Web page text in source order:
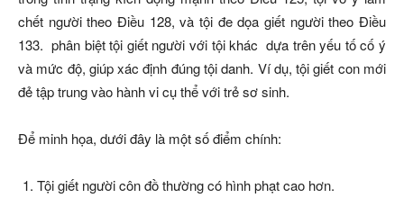
chết người theo Điều 128, và tội đe dọa giết người theo Điều
133. phân biệt tội giết người với tội khác dựa trên yếu tố cố ý
và mức độ, giúp xác định đúng tội danh. Ví dụ, tội giết con mới
đẻ tập trung vào hành vi cụ thể với trẻ sơ sinh.
Để minh họa, dưới đây là một số điểm chính:
Tội giết người côn đồ thường có hình phạt cao hơn.